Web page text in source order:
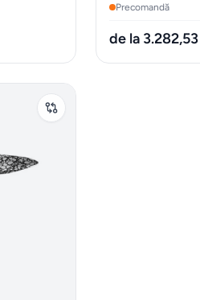
Precomandă
de la